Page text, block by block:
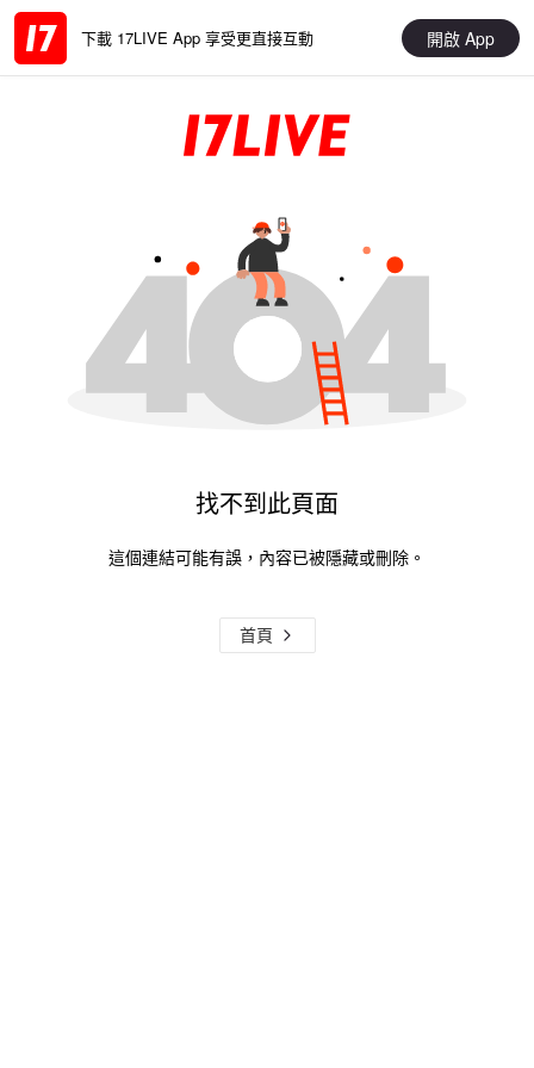
下載 17LIVE App 享受更直接互動 開啟 App
找不到此頁面
這個連結可能有誤，內容已被隱藏或刪除。
首頁